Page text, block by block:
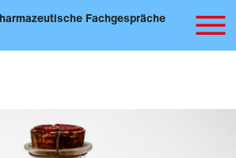
Fachgespräche